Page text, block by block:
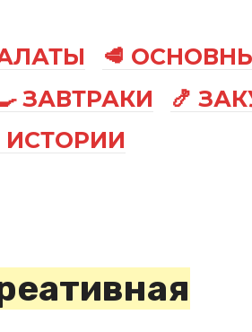
🥩
ЗАВТРАКИ 🍤
ИСТОРИИ